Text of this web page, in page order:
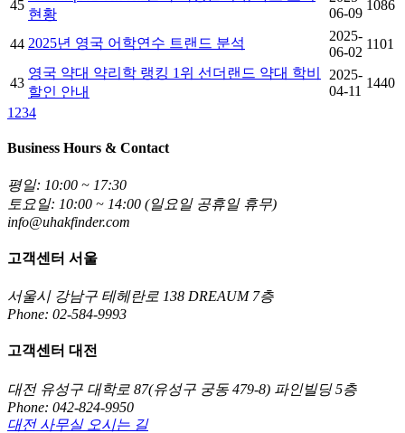
45
현황
06-09
1086
44 2025년 영국 어학연수 트랜드 분석
2025-
06-02
1101
43
영국 약대 약리학 랭킹 1위 선더랜드 약대 학비
할인 안내
2025-
04-11
1440
1 234
Business Hours & Contact
평일: 10:00 ~ 17:30
토요일: 10:00 ~ 14:00 (일요일 공휴일 휴무)
info@uhakfinder.com
고객센터 서울
서울시 강남구 테헤란로 138 DREAUM 7층
Phone: 02-584-9993
고객센터 대전
대전 유성구 대학로 87(유성구 궁동 479-8) 파인빌딩 5층
Phone: 042-824-9950
대전 사무실 오시는 길